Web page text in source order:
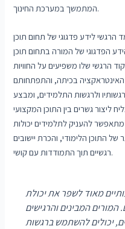
המתמשך במערכת החינוך.
הרגשי לידע פדגוגי של תחום תוכן
הפדגוגי של המורה בתחום תוכן
הרגשי שלו משפיעים על החוויות
בכיתה, והתפתחותם
ולרגשות התלמידים, ומבצע
ליצור גשרים בין התוכן המקצועי
להעניק לתלמידים יכולות
התוכן הלימודי, והכרת יישובים
רגשיים תוך התמודדות עם קושי.
מאוד לשפר את יכולת
המבינים והרגישים
יכולים להשתמש ברגשות